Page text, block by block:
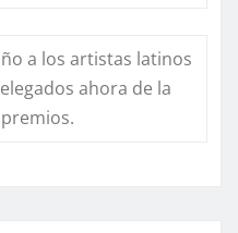
a los artistas latinos
ahora de la